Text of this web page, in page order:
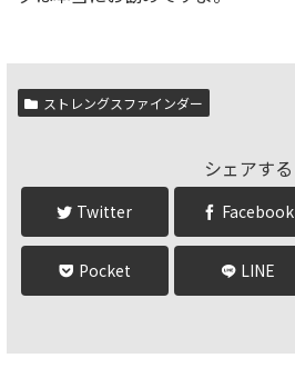
ストレングスファインダー
シェアする
Twitter Facebook
Pocket LINE